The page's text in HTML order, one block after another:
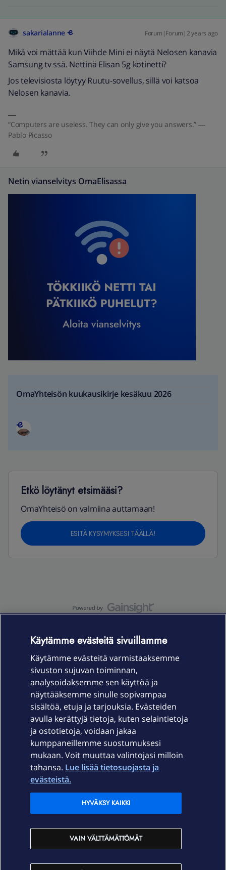
sakarialanne Forum|Forum|2 years ago
Mikä voi mättää kun Viihde Mini ei näytä Nelosen kanavia
Samsung tv ssä. Nettinä Elisan 5g kotinetti?
Jos televisiosta löytyy Ruutu-sovellus, sillä voi katsoa
Nelosen kanavia.
“Computers are useless. They can only give you answers.” ―
Pablo Picasso
Netin vianselvitys OmaElisassa
OmaYhteisön kuukausikirje kesäkuu 2026
Etkö löytänyt etsimääsi?
OmaYhteisö on valmiina auttamaan!
ESITÄ KYSYMYKSESI TÄÄLLÄ!
Laitteet & liittymät
Palvelut
Ajankohtaista
Elisa Oyj
In English
Käytämme evästeitä sivuillamme
Käytämme evästeitä varmistaaksemme
sivuston sujuvan toiminnan,
analysoidaksemme sen käyttöä ja
näyttääksemme sinulle sopivampaa
sisältöä, etuja ja tarjouksia. Evästeiden
avulla kerättyjä tietoja, kuten selaintietoja
ja ostotietoja, voidaan jakaa
kumppaneillemme suostumuksesi
mukaan. Voit muuttaa valintojasi milloin
tahansa. Lue lisää tietosuojasta ja
evästeistä.
VAIN VÄLTTÄMÄTTÖMÄT
HYVÄKSY KAIKKI